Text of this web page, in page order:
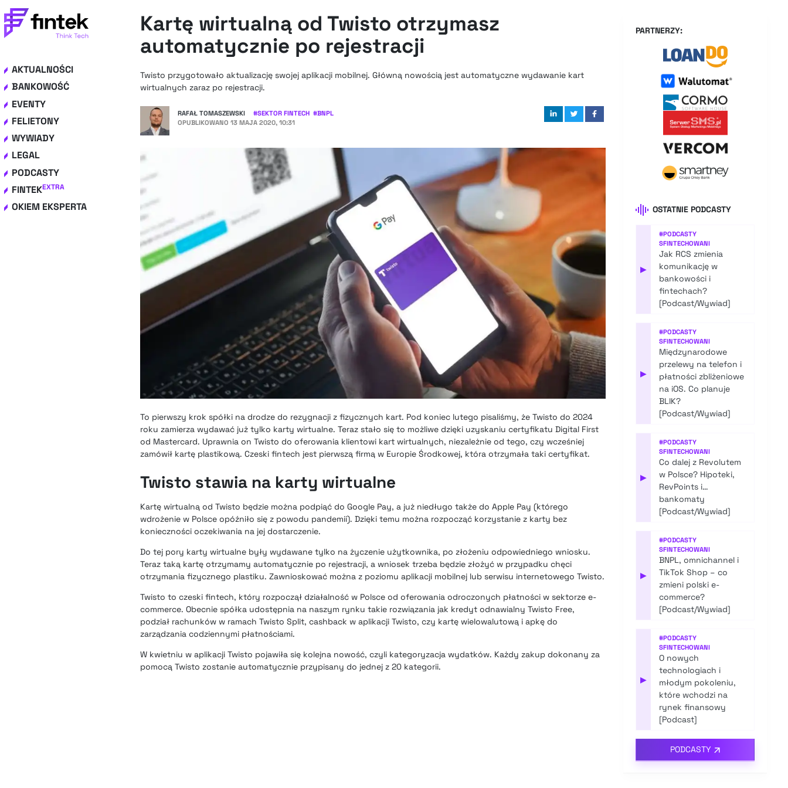
AKTUALNOŚCI
BANKOWOŚĆ
EVENTY
FELIETONY
WYWIADY
LEGAL
PODCASTY
FINTEKEXTRA
OKIEM EKSPERTA
Kartę wirtualną od Twisto otrzymasz
automatycznie po rejestracji
Twisto przygotowało aktualizację swojej aplikacji mobilnej. Główną nowością jest automatyczne wydawanie kart
wirtualnych zaraz po rejestracji.
RAFAŁ TOMASZEWSKI #SEKTOR FINTECH #BNPL
OPUBLIKOWANO 13 MAJA 2020, 10:31
To pierwszy krok spółki na drodze do rezygnacji z fizycznych kart. Pod koniec lutego pisaliśmy, że Twisto do 2024
roku zamierza wydawać już tylko karty wirtualne. Teraz stało się to możliwe dzięki uzyskaniu certyfikatu Digital First
od Mastercard. Uprawnia on Twisto do oferowania klientowi kart wirtualnych, niezależnie od tego, czy wcześniej
zamówił kartę plastikową. Czeski fintech jest pierwszą firmą w Europie Środkowej, która otrzymała taki certyfikat.
Twisto stawia na karty wirtualne
Kartę wirtualną od Twisto będzie można podpiąć do Google Pay, a już niedługo także do Apple Pay (którego
wdrożenie w Polsce opóźniło się z powodu pandemii). Dzięki temu można rozpocząć korzystanie z karty bez
konieczności oczekiwania na jej dostarczenie.
Do tej pory karty wirtualne były wydawane tylko na życzenie użytkownika, po złożeniu odpowiedniego wniosku.
Teraz taką kartę otrzymamy automatycznie po rejestracji, a wniosek trzeba będzie złożyć w przypadku chęci
otrzymania fizycznego plastiku. Zawnioskować można z poziomu aplikacji mobilnej lub serwisu internetowego Twisto.
Twisto to czeski fintech, który rozpoczął działalność w Polsce od oferowania odroczonych płatności w sektorze e-
commerce. Obecnie spółka udostępnia na naszym rynku takie rozwiązania jak kredyt odnawialny Twisto Free,
podział rachunków w ramach Twisto Split, cashback w aplikacji Twisto, czy kartę wielowalutową i apkę do
zarządzania codziennymi płatnościami.
W kwietniu w aplikacji Twisto pojawiła się kolejna nowość, czyli kategoryzacja wydatków. Każdy zakup dokonany za
pomocą Twisto zostanie automatycznie przypisany do jednej z 20 kategorii.
PARTNERZY:
OSTATNIE PODCASTY
▶
#PODCASTY
SFINTECHOWANI
Jak RCS zmienia
komunikację w
bankowości i
fintechach?
[Podcast/Wywiad]
▶
#PODCASTY
SFINTECHOWANI
Międzynarodowe
przelewy na telefon i
płatności zbliżeniowe
na iOS. Co planuje
BLIK?
[Podcast/Wywiad]
▶
#PODCASTY
SFINTECHOWANI
Co dalej z Revolutem
w Polsce? Hipoteki,
RevPoints i…
bankomaty
[Podcast/Wywiad]
▶
#PODCASTY
SFINTECHOWANI
BNPL, omnichannel i
TikTok Shop – co
zmieni polski e-
commerce?
[Podcast/Wywiad]
▶
#PODCASTY
SFINTECHOWANI
O nowych
technologiach i
młodym pokoleniu,
które wchodzi na
rynek finansowy
[Podcast]
PODCASTY